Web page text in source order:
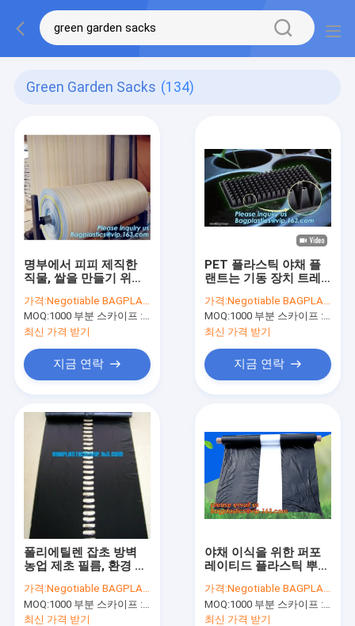
Green Garden Sacks (134)
명부에서 피피 제직한
직물, 쌀을 만들기 위한
백 롤 / PP 우븐 자루직
물, 비료,
가격:Negotiable BAGPLASTICS@YAHOO.COM
MOQ:1000 부분 스카이프 : 마이데아르닐
최신 가격 받기
지금 연락
PET 플라스틱 야채 플
랜트는 기동 장치 트레
레이 보육 학교 플러그
Tray,128 홀을 성장시
킵니다, 온실이 성장합
니다
가격:Negotiable BAGPLASTICS@YAHOO.COM
MOQ:1000 부분 스카이프 : 마이데아르닐
최신 가격 받기
지금 연락
폴리에틸렌 잡초 방벽
농업 제초 필름, 환경 보
초 필름 팩
가격:Negotiable BAGPLASTICS@YAHOO.COM
MOQ:1000 부분 스카이프 : 마이데아르닐
최신 가격 받기
야채 이식을 위한 퍼포
레이티드 플라스틱 뿌리
멍 농림부 뿌리 덮개 다
공 필름 팩과 영화
가격:Negotiable BAGPLASTICS@YAHOO.COM
MOQ:1000 부분 스카이프 : 마이데아르닐
최신 가격 받기